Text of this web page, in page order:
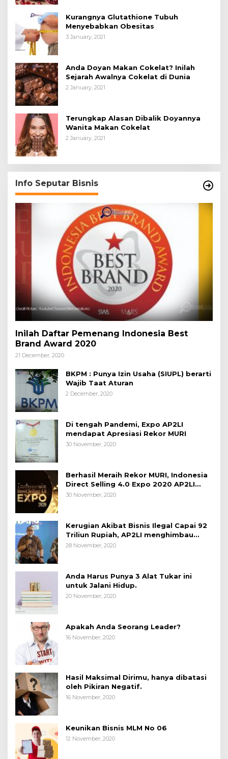
Kurangnya Glutathione Tubuh
Menyebabkan Obesitas
3 January, 2021
Anda Doyan Makan Cokelat? Inilah
Sejarah Awalnya Cokelat di Dunia
2 January, 2021
Terungkap Alasan Dibalik Doyannya
Wanita Makan Cokelat
2 January, 2021
Info Seputar Bisnis
Inilah Daftar Pemenang Indonesia Best
Brand Award 2020
21 December, 2020
BKPM : Punya Izin Usaha (SIUPL) berarti
Wajib Taat Aturan
2 December, 2020
Di tengah Pandemi, Expo AP2LI
mendapat Apresiasi Rekor MURI
30 November, 2020
Berhasil Meraih Rekor MURI, Indonesia
Direct Selling 4.0 Expo 2020 AP2LI
berakhir sangat memuaskan
30 November, 2020
Kerugian Akibat Bisnis Ilegal Capai 92
Triliun Rupiah, AP2LI menghimbau
masyarakat Waspada.
28 November, 2020
Anda Harus Punya 3 Alat Tukar ini
untuk Jalani Hidup.
20 November, 2020
Apakah Anda Seorang Leader?
16 November, 2020
Hasil Maksimal Dirimu, hanya dibatasi
oleh Pikiran Negatif.
16 November, 2020
Keunikan Bisnis MLM No 06
12 November, 2020